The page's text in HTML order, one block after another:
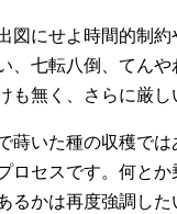
図にせよ時間的制
、七転八倒、てん
も無く、さらに厳し
蒔いた種の収穫で
ロセスです。何と
るかは再度強調した